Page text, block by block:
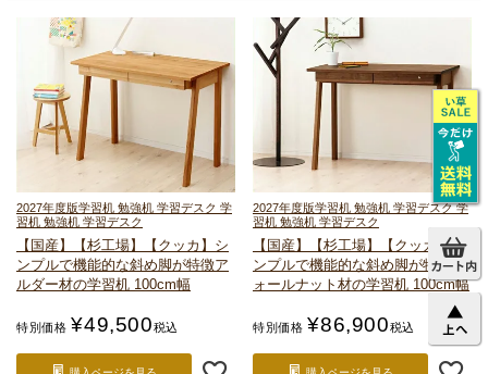
2027年度版学習机 勉強机 学習デスク 学
習机 勉強机 学習デスク
【国産】【杉工場】【クッカ】 シ
ンプルで機能的な斜め脚が特徴ア
ルダー材の学習机 100cm幅
特別価格 ¥49,500税込
2027年度版学習机 勉強机 学習デスク 学
習机 勉強机 学習デスク
【国産】【杉工場】【クッカ】シ
ンプルで機能的な斜め脚が特徴ウ
ォールナット材の学習机 100cm幅
特別価格 ¥86,900税込